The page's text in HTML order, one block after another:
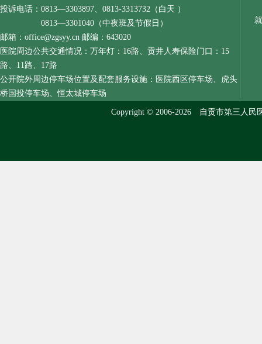
投诉电话：0813—3303897、0813-3313732（白天 ）
0813—3301040（中夜班及节假日）
邮箱：office@zgsyy.cn 邮编：643020
医院周边公共交通情况：万年灯：16路、贡井人寿保险门口：15
路、11路、17路
公开院外周边停车场位置及配套服务设施：医院西区停车场、虎头
桥国投停车场、恒太城停车场
Copyright © 2006-2026 自贡市第三人